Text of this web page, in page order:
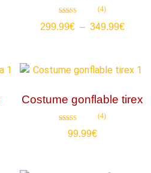
4.50
(4)
299.99€ – 349.99€
Costume gonflable tirex
4.75
(4)
99.99€